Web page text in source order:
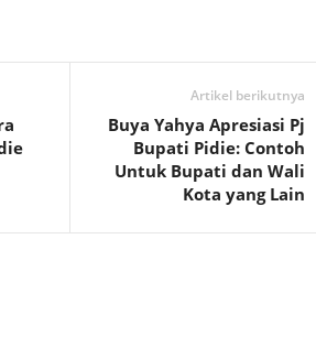
Artikel berikutnya
Buya Yahya Apresiasi Pj
Bupati Pidie: Contoh
Untuk Bupati dan Wali
Kota yang Lain